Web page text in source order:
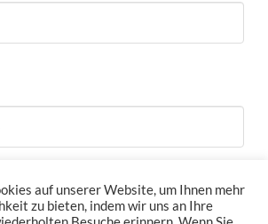
auf unserer Website, um Ihnen mehr
zu bieten, indem wir uns an Ihre